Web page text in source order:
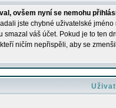
ovšem nyní se nemohu
jste chybné uživatelské
smazal váš účet. Pokud je to ten
ničím nepřispěli, aby se